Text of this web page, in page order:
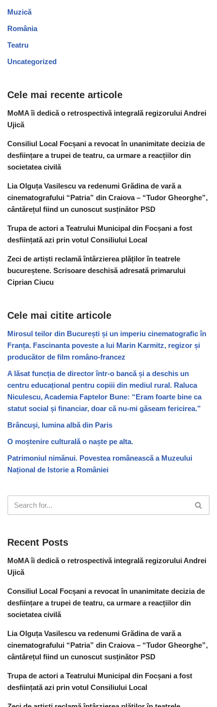
Muzică
România
Teatru
Uncategorized
Cele mai recente articole
MoMA îi dedică o retrospectivă integrală regizorului Andrei
Ujică
Consiliul Local Focșani a revocat în unanimitate decizia de
desființare a trupei de teatru, ca urmare a reacțiilor din
societatea civilă
Lia Olguța Vasilescu va redenumi Grădina de vară a
cinematografului “Patria” din Craiova – “Tudor Gheorghe”,
cântărețul fiind un cunoscut susținător PSD
Trupa de actori a Teatrului Municipal din Focșani a fost
desființată azi prin votul Consiliului Local
Zeci de artiști reclamă întârzierea plăților în teatrele
bucureștene. Scrisoare deschisă adresată primarului
Ciprian Ciucu
Cele mai citite articole
Mirosul teilor din București și un imperiu cinematografic în
Franța. Fascinanta poveste a lui Marin Karmitz, regizor și
producător de film româno-francez
A lăsat funcția de director într-o bancă și a deschis un
centru educațional pentru copiii din mediul rural. Raluca
Niculescu, Academia Faptelor Bune: “Eram foarte bine ca
statut social și financiar, doar că nu-mi găseam fericirea.”
Brâncuși, lumina albă din Paris
O moștenire culturală o naște pe alta.
Patrimoniul nimănui. Povestea românească a Muzeului
Național de Istorie a României
Recent Posts
MoMA îi dedică o retrospectivă integrală regizorului Andrei
Ujică
Consiliul Local Focșani a revocat în unanimitate decizia de
desființare a trupei de teatru, ca urmare a reacțiilor din
societatea civilă
Lia Olguța Vasilescu va redenumi Grădina de vară a
cinematografului “Patria” din Craiova – “Tudor Gheorghe”,
cântărețul fiind un cunoscut susținător PSD
Trupa de actori a Teatrului Municipal din Focșani a fost
desființată azi prin votul Consiliului Local